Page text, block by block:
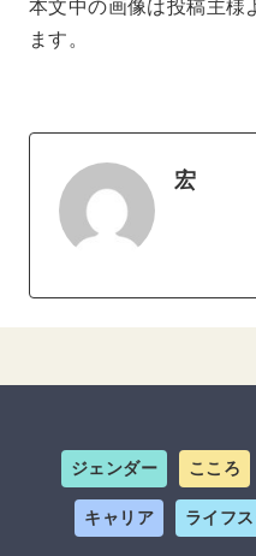
本文中の画像は投稿主様
ます。
宏
ジェンダー こころ
キャリア ライフ